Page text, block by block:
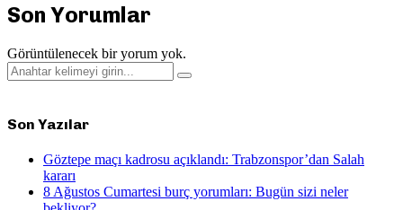
Son Yorumlar
Görüntülenecek bir yorum yok.
Search
for:
Search
Son Yazılar
Göztepe maçı kadrosu açıklandı: Trabzonspor’dan Salah
kararı
8 Ağustos Cumartesi burç yorumları: Bugün sizi neler